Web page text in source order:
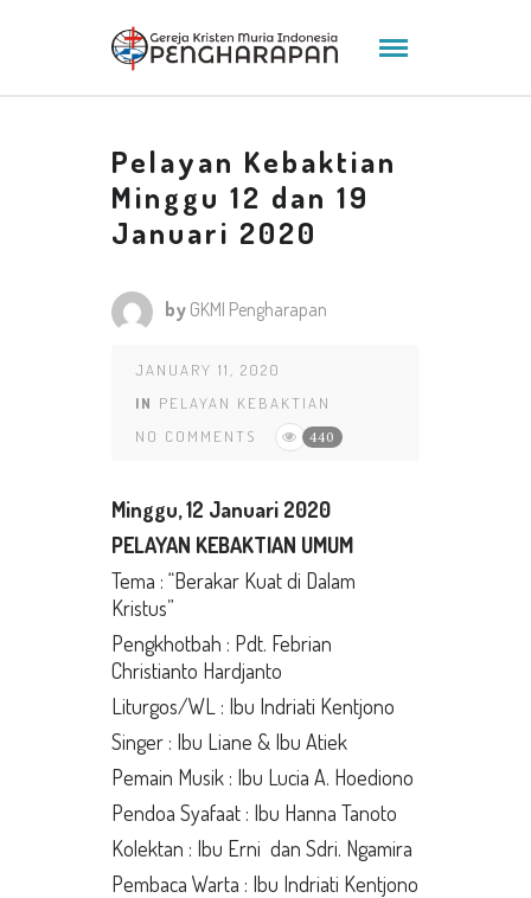
Pelayan Kebaktian
Minggu 12 dan 19
Januari 2020
by GKMI Pengharapan
JANUARY 11, 2020
IN PELAYAN KEBAKTIAN
NO COMMENTS
440
Minggu, 12 Januari 2020
PELAYAN KEBAKTIAN UMUM
Tema : “Berakar Kuat di Dalam
Kristus”
Pengkhotbah : Pdt. Febrian
Christianto Hardjanto
Liturgos/WL : Ibu Indriati Kentjono
Singer : Ibu Liane & Ibu Atiek
Pemain Musik : Ibu Lucia A. Hoediono
Pendoa Syafaat : Ibu Hanna Tanoto
Kolektan : Ibu Erni dan Sdri. Ngamira
Pembaca Warta : Ibu Indriati Kentjono